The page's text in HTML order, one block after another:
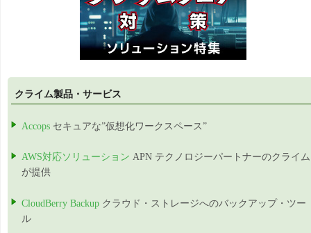
クライム製品・サービス
Accops セキュアな”仮想化ワークスペース”
AWS対応ソリューション APN テクノロジーパートナーのクライム
が提供
CloudBerry Backup クラウド・ストレージへのバックアップ・ツー
ル